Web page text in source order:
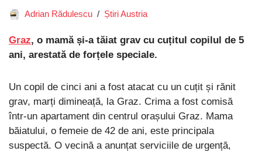
Adrian Rădulescu Știri Austria
Graz, o mamă și-a tăiat grav cu cuțitul copilul de 5
ani, arestată de forțele speciale.
Un copil de cinci ani a fost atacat cu un cuțit și rănit
grav, marți dimineață, la Graz. Crima a fost comisă
într-un apartament din centrul orașului Graz. Mama
băiatului, o femeie de 42 de ani, este principala
suspectă. O vecină a anunțat serviciile de urgență,